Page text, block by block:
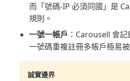
而「號碼-IP 必須同國」是
規則。
一號一帳戶 ：Carousell 會
一號碼重複註冊多帳戶極易
誠實邊界